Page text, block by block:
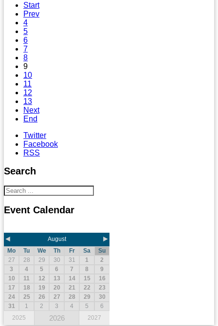
Start
Prev
4
5
6
7
8
9
10
11
12
13
Next
End
Twitter
Facebook
RSS
Search
Event Calendar
◄ August ►
Mo Tu We Th Fr Sa
Su
27
28 29 30 31 1
2
3
4 5 6 7 8
9
10
11 12 13 14 15
16
17
18 19 20 21 22
23
24
25 26 27 28 29
30
31
1 2 3 4 5
6
2025
2026 2027